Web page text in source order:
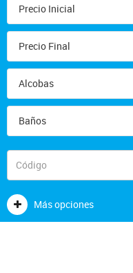
Más opciones